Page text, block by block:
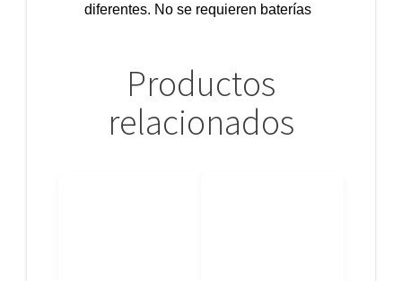
diferentes. No se requieren baterías
Productos
relacionados